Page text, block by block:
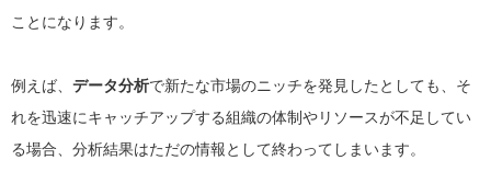
ことになります。
例えば、 データ分析で新たな市場のニッチを発見したとしても、そ
れを迅速にキャッチアップする組織の体制やリソースが不足してい
る場合、分析結果はただの情報として終わってしまいます。